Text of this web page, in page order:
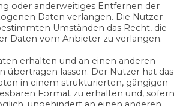
anderweitiges Entfernen der
Daten verlangen. Die Nutzer
Umständen das Recht, die
Daten vom Anbieter zu verlangen.
erhalten und an einen anderen
übertragen lassen. Der Nutzer hat das
in einem strukturierten, gängigen
Format zu erhalten und, sofern